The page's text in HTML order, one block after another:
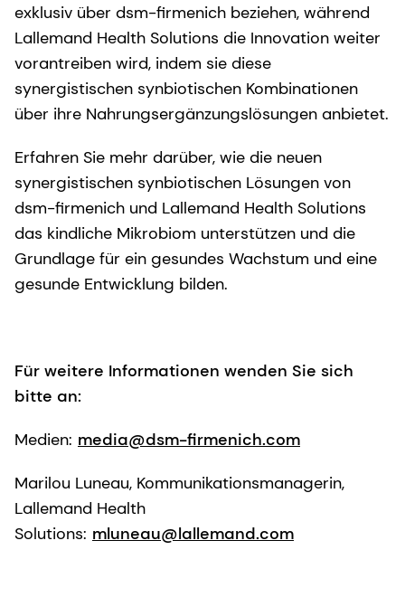
exklusiv über dsm-firmenich beziehen, während
Lallemand Health Solutions die Innovation weiter
vorantreiben wird, indem sie diese
synergistischen synbiotischen Kombinationen
über ihre Nahrungsergänzungslösungen anbietet.
Erfahren Sie mehr darüber, wie die neuen
synergistischen synbiotischen Lösungen von
dsm-firmenich und Lallemand Health Solutions
das kindliche Mikrobiom unterstützen und die
Grundlage für ein gesundes Wachstum und eine
gesunde Entwicklung bilden.
Für weitere Informationen wenden Sie sich
bitte an:
Medien: media@dsm-firmenich.com
Marilou Luneau, Kommunikationsmanagerin,
Lallemand Health
Solutions: mluneau@lallemand.com